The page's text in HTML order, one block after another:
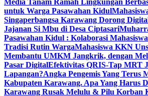
Media Tanam Ramah Lingkungan
untuk Warga Pasawahan Kidul
Singaperbangsa Karawang Dorong
Jajanan Si Mbu di Desa Ciptasari
Pasawahan Kidul : Kolaborasi
Tradisi Rutin WargaMahasiswa KKN
Membantu UMKM Jangkrik, dengan
Pasar DigitalEfektivitas QRIS-Tap MRT
Lapangan?Angka Pengemis Yang Terus
Kabupaten Karawang. Apa Yang Harus
Karawang Rusak Melulu & Pilu Korban